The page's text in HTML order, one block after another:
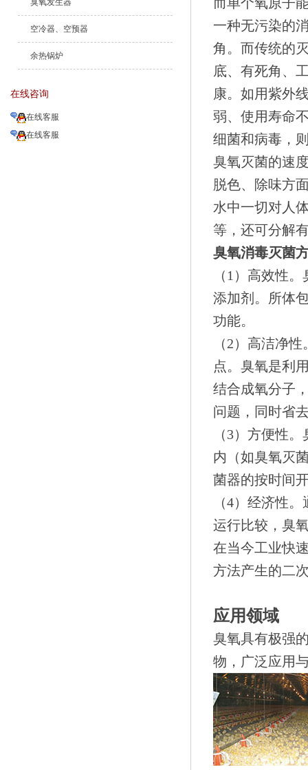
一种无污染的
角。而传统的
底、有死角、
康。如用紫外
弱、使用寿命
细菌和病毒，
臭氧灭菌的速
脱色、除味方
水中一切对人
等，还可分解
臭氧消毒灭菌
（1）高效性
添加剂。所体
功能。
（2）高洁净
点。臭氧是利
结合成氧分子
问题，同时省
（3）方便性
内（如臭氧灭
菌器的按时间
（4）经济性
运行比较，臭
在当今工业快
方法产生的二
应用领域
臭氧具有极强
物，广泛应用
臭氧发生器
空冷器、空预器
余热锅炉
在线咨询
在线客服
在线客服